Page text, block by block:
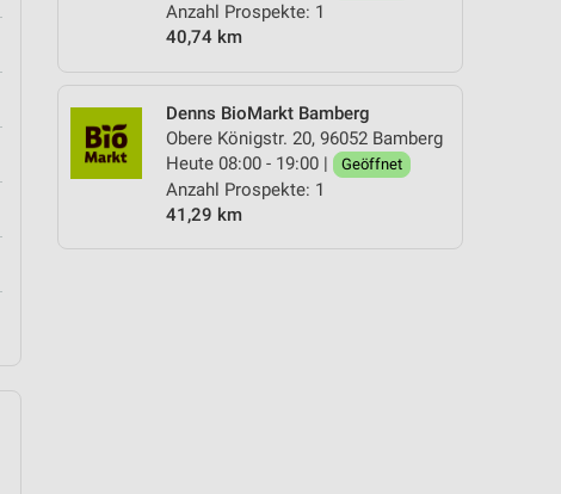
Anzahl Prospekte: 1
40,74 km
Denns BioMarkt Bamberg
Obere Königstr. 20, 96052 Bamberg
Heute 08:00 - 19:00 |
Geöffnet
Anzahl Prospekte: 1
41,29 km